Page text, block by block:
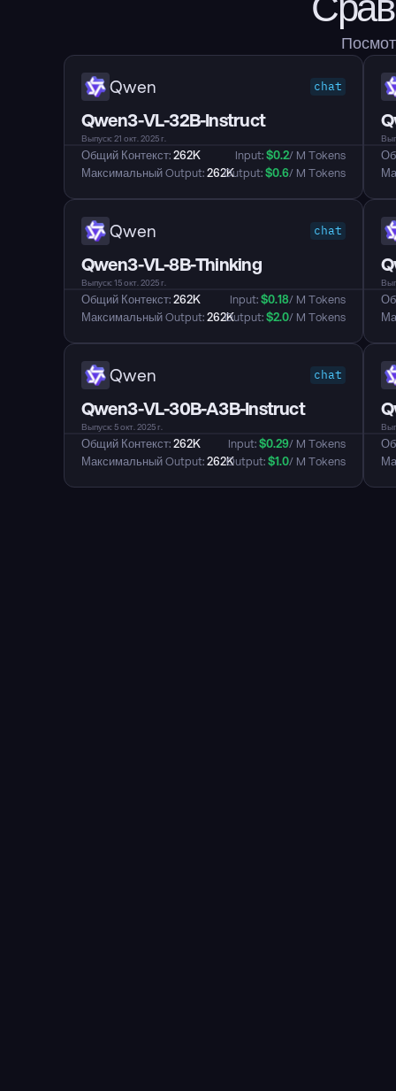
Qwen chat
Qwen3-VL-32B-Instruct
Выпуск: 21 окт. 2025 г.
Общий Контекст: 262K
Максимальный Output: 262K
Input: $0.2/ M Tokens
Output: $0.6/ M Tokens
Qwen chat
Qwen3-VL-8B-Thinking
Выпуск: 15 окт. 2025 г.
Общий Контекст: 262K
Максимальный Output: 262K
Input: $0.18/ M Tokens
Output: $2.0/ M Tokens
Qwen chat
Qwen3-VL-30B-A3B-Instruct
Выпуск: 5 окт. 2025 г.
Общий Контекст: 262K
Максимальный Output: 262K
Input: $0.29/ M Tokens
Output: $1.0/ M Tokens